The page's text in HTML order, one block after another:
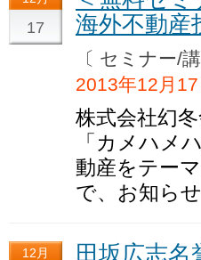
17
海外不動産
〔 セミナー
2013年12月17
株式会社幻
「カメハメ
動産をテー
で、お知ら
12月
田坂広志